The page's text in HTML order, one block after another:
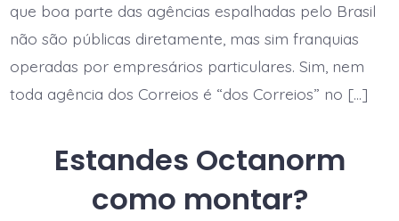
que boa parte das agências espalhadas pelo Brasil
não são públicas diretamente, mas sim franquias
operadas por empresários particulares. Sim, nem
toda agência dos Correios é “dos Correios” no […]
Estandes Octanorm
como montar?